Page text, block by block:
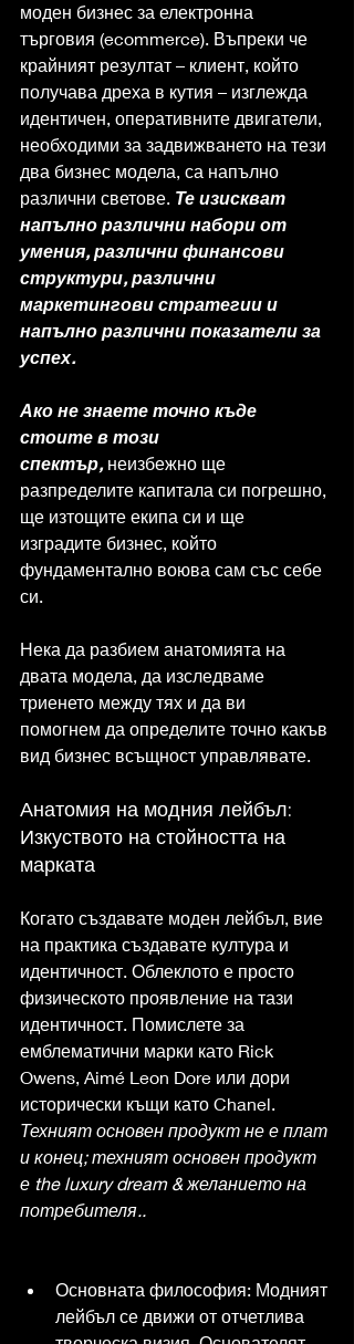
моден бизнес за електронна
търговия (ecommerce). Въпреки че
крайният резултат – клиент, който
получава дреха в кутия – изглежда
идентичен, оперативните двигатели,
необходими за задвижването на тези
два бизнес модела, са напълно
различни светове. Те изискват
напълно различни набори от
умения, различни финансови
структури, различни
маркетингови стратегии и
напълно различни показатели за
успех.
Ако не знаете точно къде
стоите в този
спектър, неизбежно ще
разпределите капитала си погрешно,
ще изтощите екипа си и ще
изградите бизнес, който
фундаментално воюва сам със себе
си.
Нека да разбием анатомията на
двата модела, да изследваме
триенето между тях и да ви
помогнем да определите точно какъв
вид бизнес всъщност управлявате.
Анатомия на модния лейбъл:
Изкуството на стойността на
марката
Когато създавате моден лейбъл, вие
на практика създавате култура и
идентичност. Облеклото е просто
физическото проявление на тази
идентичност. Помислете за
емблематични марки като Rick
Owens, Aimé Leon Dore или дори
исторически къщи като Chanel.
Техният основен продукт не е плат
и конец; техният основен продукт
е the luxury dream & желанието на
потребителя..
Основната философия: Модният
лейбъл се движи от отчетлива